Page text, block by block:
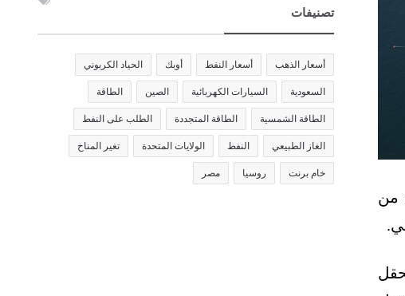
من
تصنيفات
أسعار الذهب أسعار النفط أوبك الحياد الكربوني
السعودية السيارات الكهربائية الصين الطاقة
الطاقة الشمسية الطاقة المتجددة الطلب على النفط
الغاز الطبيعي النفط الولايات المتحدة تغير المناخ
خام برنت روسيا مصر